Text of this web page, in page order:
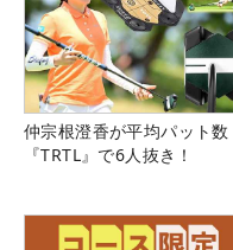
仲宗根澄香が平均パット数
『TRTL』で6人抜き！